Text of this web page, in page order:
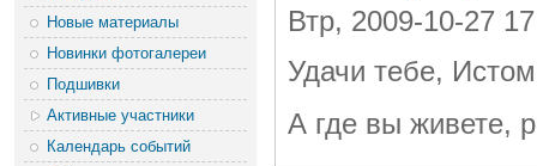
Новые материалы
Новинки фотогалереи
Подшивки
Активные участники
Календарь событий
Втр, 2009-10-27
Удачи тебе,
А где вы живете,